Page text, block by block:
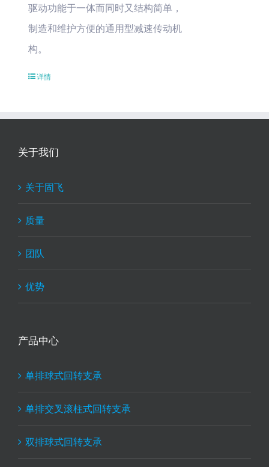
驱动功能于一体而同时又结构简单，
制造和维护方便的通用型减速传动机
构。
详情
关于我们
关于固飞
质量
团队
优势
产品中心
单排球式回转支承
单排交叉滚柱式回转支承
双排球式回转支承